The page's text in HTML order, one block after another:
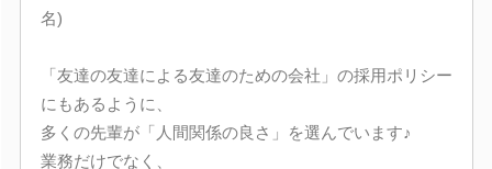
名)
「友達の友達による友達のための会社」の採用ポリシー
にもあるように、
多くの先輩が「人間関係の良さ」を選んでいます♪
業務だけでなく、